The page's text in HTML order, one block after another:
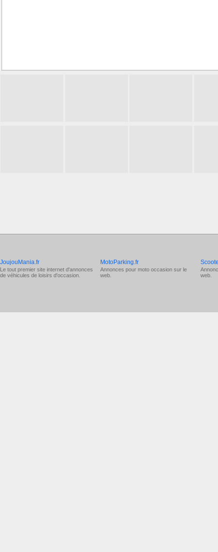
JoujouMania.fr
Le tout premier site internet d'annonces
de véhicules de loisirs d'occasion.
MotoParking.fr
Annonces pour moto occasion sur le
web.
web.